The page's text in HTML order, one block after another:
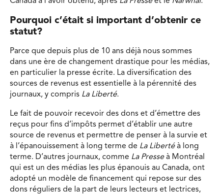
Pourquoi c’était si important d’obtenir ce
statut?
Parce que depuis plus de 10 ans déjà nous sommes
dans une ère de changement drastique pour les médias,
en particulier la presse écrite. La diversification des
sources de revenus est essentielle à la pérennité des
journaux, y compris La Liberté.
Le fait de pouvoir recevoir des dons et d’émettre des
reçus pour fins d’impôts permet d’établir une autre
source de revenus et permettre de penser à la survie et
à l’épanouissement à long terme de La Libertéà long
terme. D’autres journaux, comme La Presseà Montréal
qui est un des médias les plus épanouis au Canada, ont
adopté un modèle de financement qui repose sur des
dons réguliers de la part de leurs lecteurs et lectrices,